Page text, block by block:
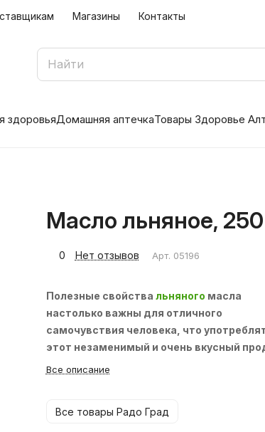
Магазины Контакты
здоровьяДомашняя аптечкаТовары Здоровье
Масло льняное,
0 Нет отзывов Арт. 05196
Полезные свойства льняного масла
настолько важны для отличного
самочувствия человека, что
этот незаменимый и очень вкусный
стоит изо дня в день в течение всей
микроэлементов. Льняное масло – это
Все описание
Все товары Радо Град